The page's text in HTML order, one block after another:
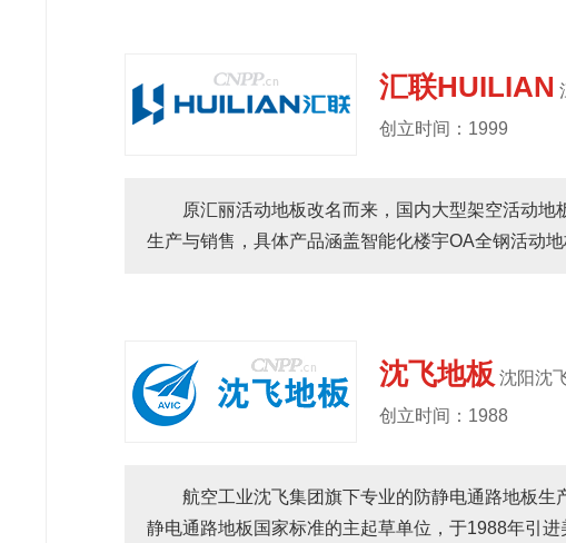
汇联HUILIAN
创立时间：1999
原汇丽活动地板改名而来，国内大型架空活动地
生产与销售，具体产品涵盖智能化楼宇OA全钢活动
沈飞地板 沈阳沈
创立时间：1988
航空工业沈飞集团旗下专业的防静电通路地板
静电通路地板国家标准的主起草单位，于1988年引进